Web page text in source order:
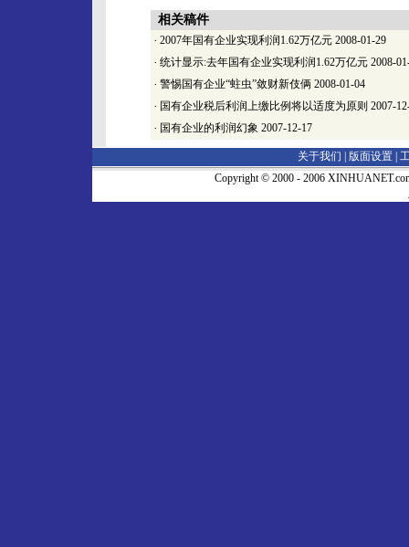
相关稿件
· 2007年国有企业实现利润1.62万亿元 2008-01-29
· 统计显示:去年国有企业实现利润1.62万亿元 2008-
· 警惕国有企业“蛀虫”敛财新伎俩 2008-01-04
· 国有企业税后利润上缴比例将以适度为原则 2007-
· 国有企业的利润幻象 2007-12-17
关于我们 | 版面设置
Copyright © 2000 - 2006